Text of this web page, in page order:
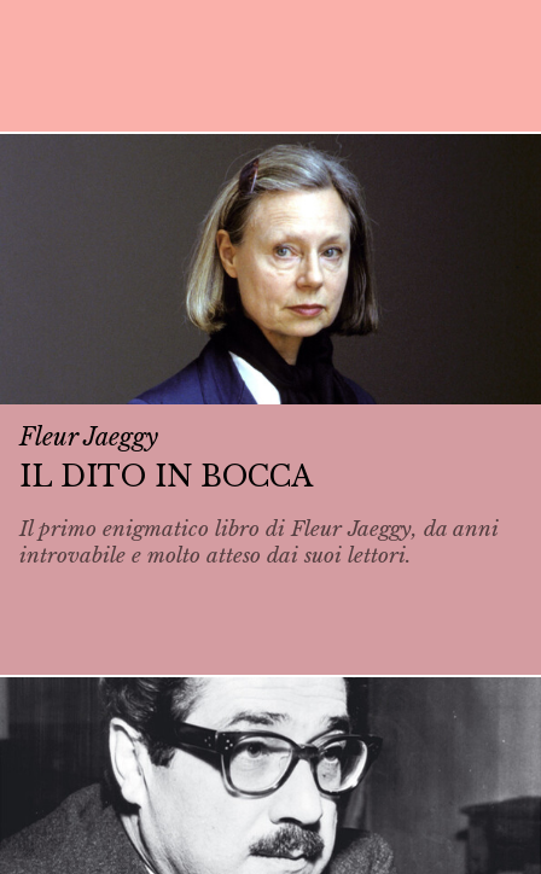
Fleur Jaeggy
IL DITO IN BOCCA
Il primo enigmatico libro di Fleur Jaeggy, da anni
introvabile e molto atteso dai suoi lettori.